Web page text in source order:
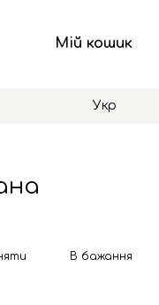
Мій кошик
Укр
В бажання